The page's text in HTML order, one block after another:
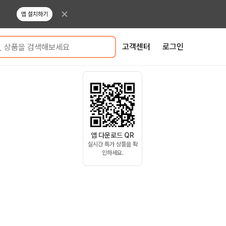
앱 설치하기
상품을 검색해보세요 고객센터 로그인
앱 다운로드 QR
실시간 특가 상품을 확
인하세요.